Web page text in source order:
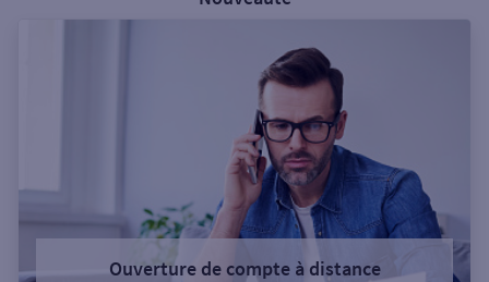
Ouverture de compte à distance